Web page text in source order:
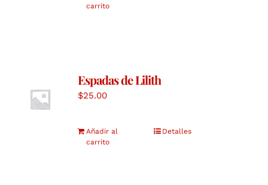
carrito
Espadas de Lilith
$25.00
Añadir al
carrito
Detalles